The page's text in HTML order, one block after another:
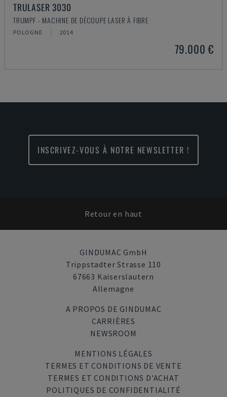
TRULASER 3030
TRUMPF - MACHINE DE DÉCOUPE LASER À FIBRE
POLOGNE 2014
79.000 €
INSCRIVEZ-VOUS À NOTRE NEWSLETTER !
Retour en haut
GINDUMAC GmbH
Trippstadter Strasse 110
67663 Kaiserslautern
Allemagne
A PROPOS DE GINDUMAC
CARRIÈRES
NEWSROOM
MENTIONS LÉGALES
TERMES ET CONDITIONS DE VENTE
TERMES ET CONDITIONS D'ACHAT
POLITIQUES DE CONFIDENTIALITÉ